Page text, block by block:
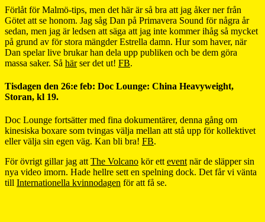
Förlåt för Malmö-tips, men det här är så bra att jag åker ner från
Götet att se honom. Jag såg Dan på Primavera Sound för några år
sedan, men jag är ledsen att säga att jag inte kommer ihåg så mycket
på grund av för stora mängder Estrella damn. Hur som haver, när
Dan spelar live brukar han dela upp publiken och be dem göra
massa saker. Så härser det ut! FB.
Tisdagen den 26:e feb: Doc Lounge: China Heavyweight,
Storan, kl 19.
Doc Lounge fortsätter med fina dokumentärer, denna gång om
kinesiska boxare som tvingas välja mellan att stå upp för kollektivet
eller välja sin egen väg. Kan bli bra! FB.
För övrigt gillar jag att The Volcano kör ett event när de släpper sin
nya video imorn. Hade hellre sett en spelning dock. Det får vi vänta
till Internationella kvinnodagen för att få se.